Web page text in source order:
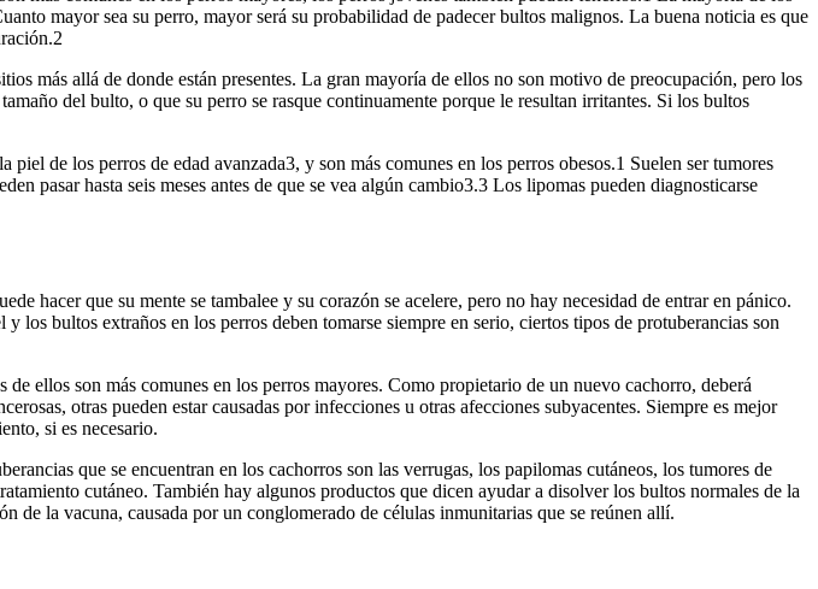
mayor sea su perro, mayor será su probabilidad de padecer bultos malignos. La buena noticia es que
más allá de donde están presentes. La gran mayoría de ellos no son motivo de preocupación, pero los
del bulto, o que su perro se rasque continuamente porque le resultan irritantes. Si los bultos
de los perros de edad avanzada3, y son más comunes en los perros obesos.1 Suelen ser tumores
pasar hasta seis meses antes de que se vea algún cambio3.3 Los lipomas pueden diagnosticarse
hacer que su mente se tambalee y su corazón se acelere, pero no hay necesidad de entrar en pánico.
bultos extraños en los perros deben tomarse siempre en serio, ciertos tipos de protuberancias son
ellos son más comunes en los perros mayores. Como propietario de un nuevo cachorro, deberá
otras pueden estar causadas por infecciones u otras afecciones subyacentes. Siempre es mejor
si es necesario.
que se encuentran en los cachorros son las verrugas, los papilomas cutáneos, los tumores de
cutáneo. También hay algunos productos que dicen ayudar a disolver los bultos normales de la
de la vacuna, causada por un conglomerado de células inmunitarias que se reúnen allí.